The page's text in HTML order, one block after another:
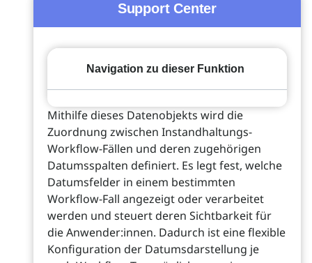
Support Center
Navigation zu dieser Funktion
Mithilfe dieses Datenobjekts wird die
Zuordnung zwischen Instandhaltungs-
Workflow-Fällen und deren zugehörigen
Datumsspalten definiert. Es legt fest, welche
Datumsfelder in einem bestimmten
Workflow-Fall angezeigt oder verarbeitet
werden und steuert deren Sichtbarkeit für
die Anwender:innen. Dadurch ist eine flexible
Konfiguration der Datumsdarstellung je